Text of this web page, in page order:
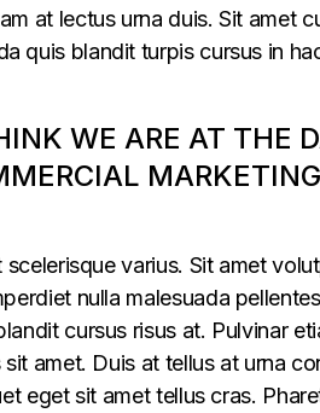
at lectus urna duis. Sit amet
quis blandit turpis cursus in
WE ARE AT THE
scelerisque varius. Sit amet
nulla malesuada
cursus risus at. Pulvinar
amet. Duis at tellus at urna
eget sit amet tellus cras.